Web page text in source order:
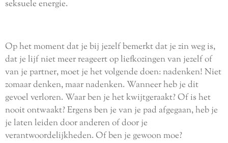
seksuele energie.
Op het moment dat je bij jezelf bemerkt dat je zin weg is,
dat je lijf niet meer reageert op liefkozingen van jezelf of
van je partner, moet je het volgende doen: nadenken! Niet
zomaar denken, maar nadenken. Wanneer heb je dit
gevoel verloren. Waar ben je het kwijtgeraakt? Of is het
nooit ontwaakt? Ergens ben je van je pad afgegaan, heb je
je laten leiden door anderen of door je
verantwoordelijkheden. Of ben je gewoon moe?